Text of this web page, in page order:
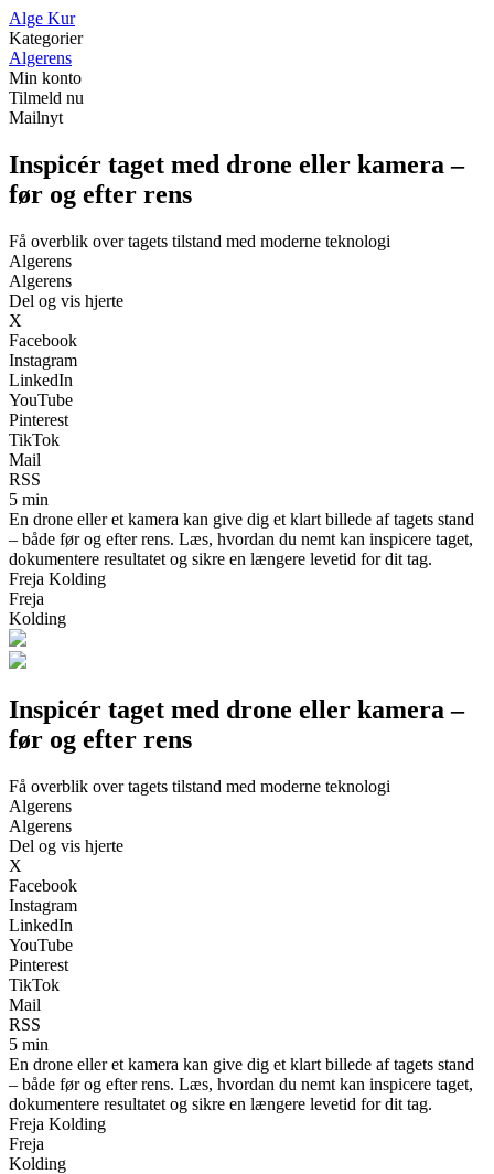
Alge Kur
Kategorier
Algerens
Min konto
Tilmeld nu
Mailnyt
Inspicér taget med drone eller kamera –
før og efter rens
Få overblik over tagets tilstand med moderne teknologi
Algerens
Algerens
Del og vis hjerte
X
Facebook
Instagram
LinkedIn
YouTube
Pinterest
TikTok
Mail
RSS
5 min
En drone eller et kamera kan give dig et klart billede af tagets stand
– både før og efter rens. Læs, hvordan du nemt kan inspicere taget,
dokumentere resultatet og sikre en længere levetid for dit tag.
Freja Kolding
Freja
Kolding
Inspicér taget med drone eller kamera –
før og efter rens
Få overblik over tagets tilstand med moderne teknologi
Algerens
Algerens
Del og vis hjerte
X
Facebook
Instagram
LinkedIn
YouTube
Pinterest
TikTok
Mail
RSS
5 min
En drone eller et kamera kan give dig et klart billede af tagets stand
– både før og efter rens. Læs, hvordan du nemt kan inspicere taget,
dokumentere resultatet og sikre en længere levetid for dit tag.
Freja Kolding
Freja
Kolding